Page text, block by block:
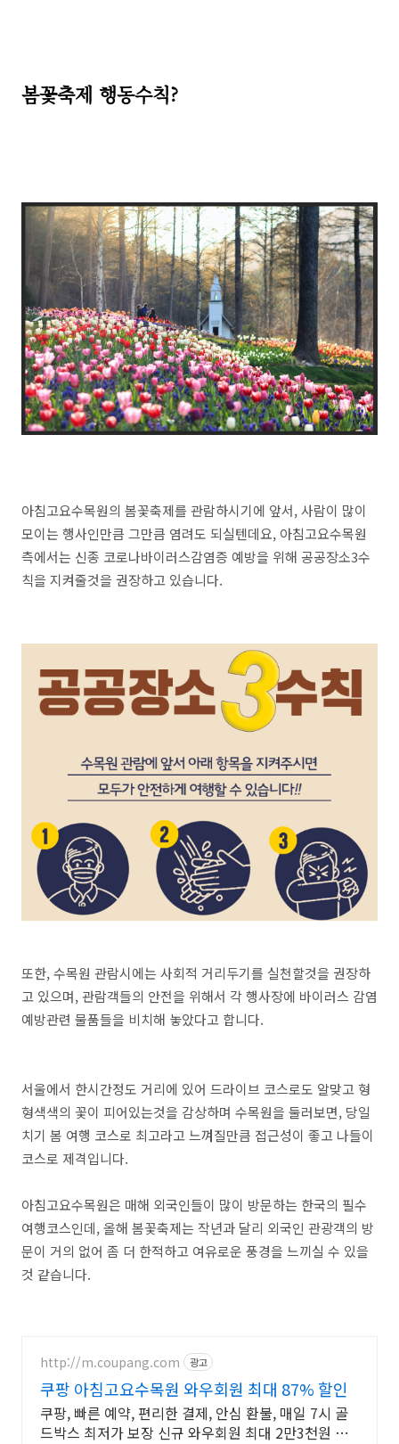
봄꽃축제 행동수칙?
아침고요수목원의 봄꽃축제를 관람하시기에 앞서, 사람이 많이
모이는 행사인만큼 그만큼 염려도 되실텐데요, 아침고요수목원
측에서는 신종 코로나바이러스감염증 예방을 위해 공공장소3수
칙을 지켜줄것을 권장하고 있습니다.
또한, 수목원 관람시에는 사회적 거리두기를 실천할것을 권장하
고 있으며, 관람객들의 안전을 위해서 각 행사장에 바이러스 감염
예방관련 물품들을 비치해 놓았다고 합니다.
서울에서 한시간정도 거리에 있어 드라이브 코스로도 알맞고 형
형색색의 꽃이 피어있는것을 감상하며 수목원을 둘러보면, 당일
치기 봄 여행 코스로 최고라고 느껴질만큼 접근성이 좋고 나들이
코스로 제격입니다.
아침고요수목원은 매해 외국인들이 많이 방문하는 한국의 필수
여행코스인데, 올해 봄꽃축제는 작년과 달리 외국인 관광객의 방
문이 거의 없어 좀 더 한적하고 여유로운 풍경을 느끼실 수 있을
것 같습니다.
http://m.coupang.com 광고
쿠팡 아침고요수목원 와우회원 최대 87% 할인
쿠팡, 빠른 예약, 편리한 결제, 안심 환불, 매일 7시 골
드박스 최저가 보장 신규 와우회원 최대 2만3천원 쿠